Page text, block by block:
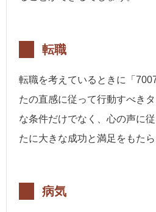
転職
転職を考えているときに「
たの直感に従って行動すべき
な条件だけでなく、心の声に
たに大きな成功と満足をもたら
病気